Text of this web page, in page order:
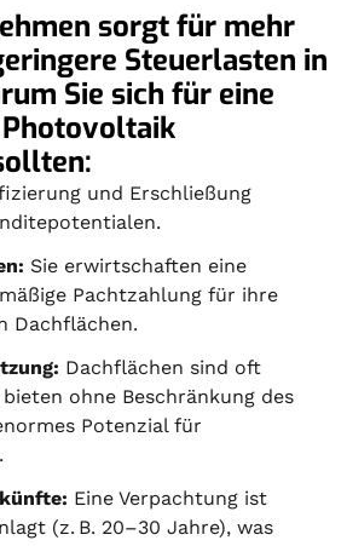
sorgt für mehr
Steuerlasten in
Sie sich für eine
und Erschließung
Sie erwirtschaften eine
Pachtzahlung für ihre
Dachflächen.
Dachflächen sind oft
ohne Beschränkung des
Potenzial für
Eine Verpachtung ist
(z. B. 20–30 Jahre), was